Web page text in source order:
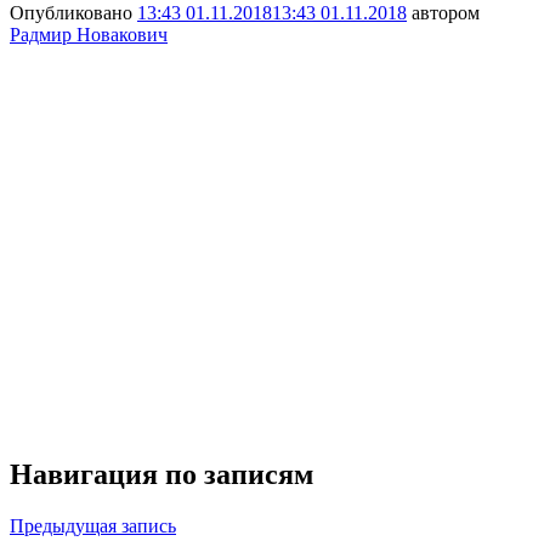
Опубликовано 13:43 01.11.201813:43 01.11.2018 автором
Радмир Новакович
Навигация по записям
Предыдущая запись